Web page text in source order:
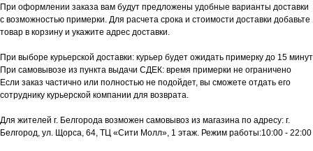
При оформлении заказа вам будут предложены удобные варианты доставки
с возможностью примерки. Для расчета срока и стоимости доставки добавьте
товар в корзину и укажите адрес доставки.
При выборе курьерской доставки: курьер будет ожидать примерку до 15 минут
При самовывозе из пункта выдачи СДЕК: время примерки не ограничено
Если заказ частично или полностью не подойдет, вы сможете отдать его
сотруднику курьерской компании для возврата.
Для жителей г. Белгорода возможен самовывоз из магазина по адресу: г.
Белгород, ул. Щорса, 64, ТЦ «Сити Молл», 1 этаж. Режим работы:10:00 - 22:00